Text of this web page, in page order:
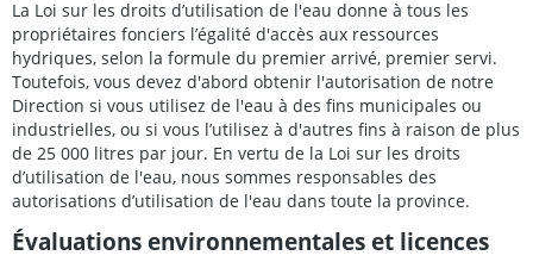
La Loi sur les droits d’utilisation de l'eau donne à tous les
propriétaires fonciers l’égalité d'accès aux ressources
hydriques, selon la formule du premier arrivé, premier servi.
Toutefois, vous devez d'abord obtenir l'autorisation de notre
Direction si vous utilisez de l'eau à des fins municipales ou
industrielles, ou si vous l’utilisez à d'autres fins à raison de plus
de 25 000 litres par jour. En vertu de la Loi sur les droits
d’utilisation de l'eau, nous sommes responsables des
autorisations d’utilisation de l'eau dans toute la province.
Évaluations environnementales et licences